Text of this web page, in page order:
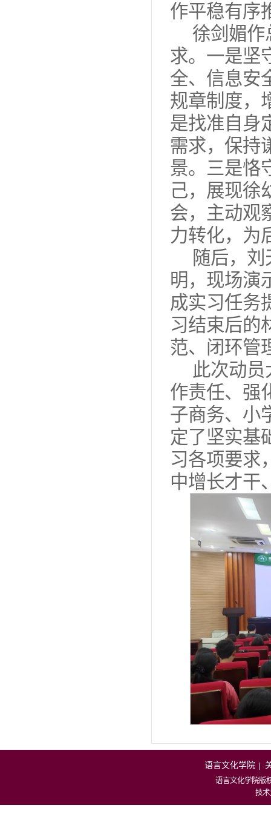
作平稳有序
徐剑媚作
求。一是坚
全、信息安
规章制度，
是找准自身
需求，保持
景。三是恪
己，展现徐
会，主动观
力转化，为
随后，
明，现场演
成实习任务
习结束后的
范、闭环管
此次动
作责任、强
子商务、小
定了坚实基
习各项要求
中增长才干
语言文化学院
语言文化学院版
技